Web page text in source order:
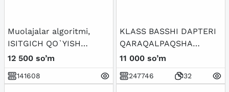
Muolajalar algoritmi,
ISITGICH QO`YISH
ALGORITMI
12 500 so’m
141608
KLASS BASSHI DAPTERI
QARAQALPAQSHA
TAYYAR
11 000 so’m
247746 32